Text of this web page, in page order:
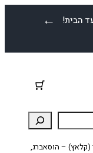
←
(קלאץ) – הוסאברג,